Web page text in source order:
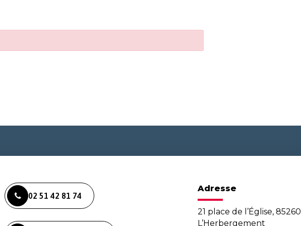
02 51 42 81 74
Adresse
21 place de l’Église, 85260
L’Herbergement